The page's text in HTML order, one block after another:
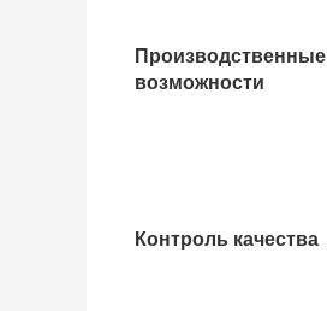
Производственные
возможности
Контроль качества